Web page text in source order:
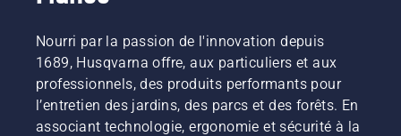
Nourri par la passion de l'innovation depuis
1689, Husqvarna offre, aux particuliers et aux
professionnels, des produits performants pour
l’entretien des jardins, des parcs et des forêts. En
associant technologie, ergonomie et sécurité à la